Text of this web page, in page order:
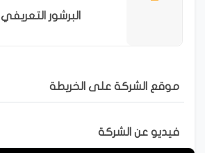
البرشور التعريفي
موقع الشركة على الخريطة
فيديو عن الشركة